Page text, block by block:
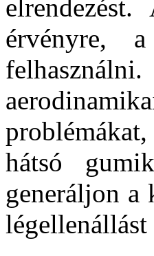
érvényre,
hátsó
generáljon a